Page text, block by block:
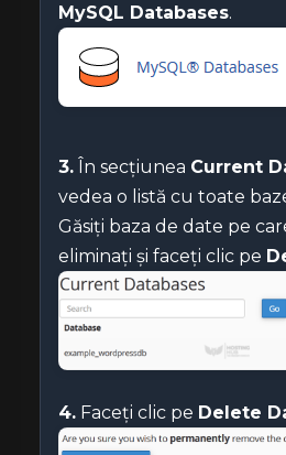
MySQL Databases.
3. În secțiunea Current
vedea o listă cu toate
Găsiți baza de date pe
eliminați și faceți clic pe
4. Faceți clic pe Delete